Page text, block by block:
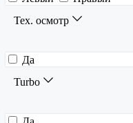
Тех. осмотр
Да
Turbo